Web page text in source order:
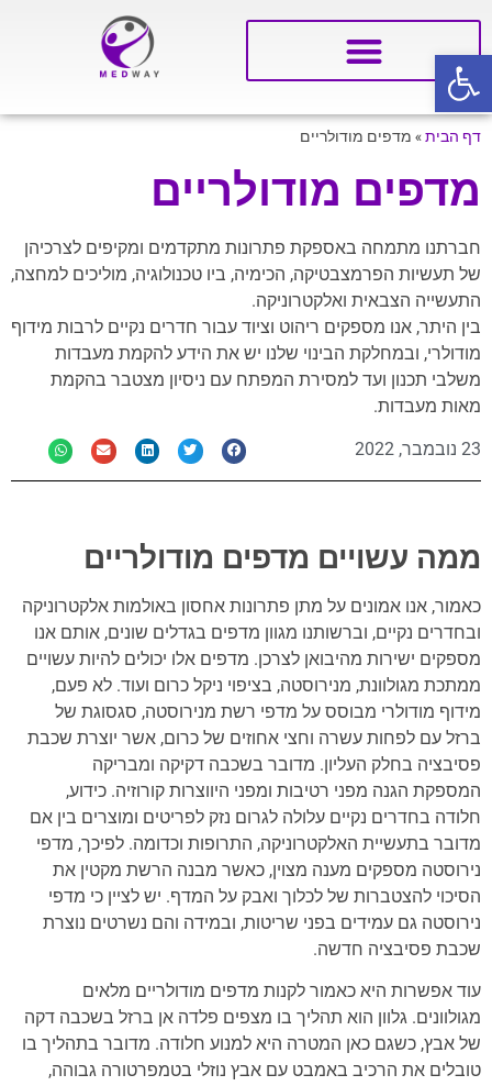
פתח סרגל נגישות
דף הבית» מדפים מודולריים
מדפים מודולריים
חברתנו מתמחה באספקת פתרונות מתקדמים ומקיפים לצרכיהן
של תעשיות הפרמצבטיקה, הכימיה, ביו טכנולוגיה, מוליכים למחצה,
התעשייה הצבאית ואלקטרוניקה.
בין היתר, אנו מספקים ריהוט וציוד עבור חדרים נקיים לרבות מידוף
מודולרי, ובמחלקת הבינוי שלנו יש את הידע להקמת מעבדות
משלבי תכנון ועד למסירת המפתח עם ניסיון מצטבר בהקמת
מאות מעבדות.
23 נובמבר, 2022
ממה עשויים מדפים מודולריים
כאמור, אנו אמונים על מתן פתרונות אחסון באולמות אלקטרוניקה
ובחדרים נקיים, וברשותנו מגוון מדפים בגדלים שונים, אותם אנו
מספקים ישירות מהיבואן לצרכן. מדפים אלו יכולים להיות עשויים
ממתכת מגולוונת, מנירוסטה, בציפוי ניקל כרום ועוד. לא פעם,
מידוף מודולרי מבוסס על מדפי רשת מנירוסטה, סגסוגת של
ברזל עם לפחות עשרה וחצי אחוזים של כרום, אשר יוצרת שכבת
פסיבציה בחלק העליון. מדובר בשכבה דקיקה ומבריקה
המספקת הגנה מפני רטיבות ומפני היווצרות קורוזיה. כידוע,
חלודה בחדרים נקיים עלולה לגרום נזק לפריטים ומוצרים בין אם
מדובר בתעשיית האלקטרוניקה, התרופות וכדומה. לפיכך, מדפי
נירוסטה מספקים מענה מצוין, כאשר מבנה הרשת מקטין את
הסיכוי להצטברות של לכלוך ואבק על המדף. יש לציין כי מדפי
נירוסטה גם עמידים בפני שריטות, ובמידה והם נשרטים נוצרת
שכבת פסיבציה חדשה.
עוד אפשרות היא כאמור לקנות מדפים מודולריים מלאים
מגולוונים. גלוון הוא תהליך בו מצפים פלדה אן ברזל בשכבה דקה
של אבץ, כשגם כאן המטרה היא למנוע חלודה. מדובר בתהליך בו
טובלים את הרכיב באמבט עם אבץ נוזלי בטמפרטורה גבוהה,